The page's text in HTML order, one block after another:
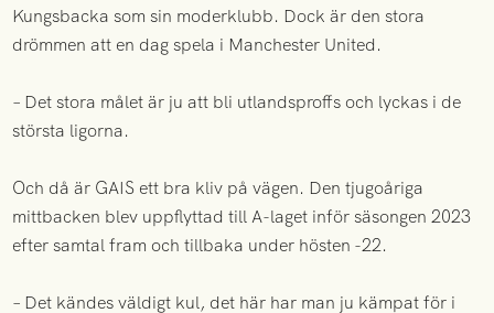
Kungsbacka som sin moderklubb. Dock är den stora
drömmen att en dag spela i Manchester United.
– Det stora målet är ju att bli utlandsproffs och lyckas i de
största ligorna.
Och då är GAIS ett bra kliv på vägen. Den tjugoåriga
mittbacken blev uppflyttad till A-laget inför säsongen 2023
efter samtal fram och tillbaka under hösten -22.
– Det kändes väldigt kul, det här har man ju kämpat för i